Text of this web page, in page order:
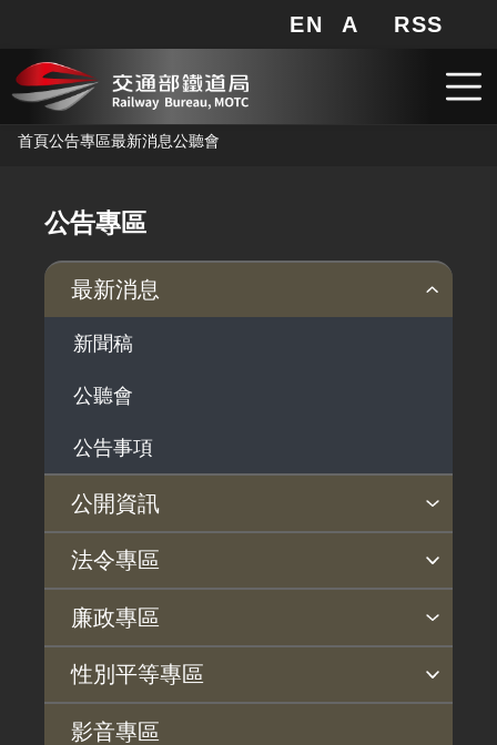
跳到主要內容
網站地圖
EN A 局長信箱
RSS
首頁公告專區最新消息公聽會
公告專區
最新消息
新聞稿
公聽會
公告事項
公開資訊
主動公開政府資訊專區
法律及法規命令
解釋性規定及裁量基準
政府機關資訊
行政指導有關文書
個人資料保護專區
Open Data專區
出版品專區
雙語詞彙專區
生態檢核專區
用地取得行政透明專區
用地公告
用地法規
徵收案件資訊
臺鐵局撥入資產債務基金專區
法令專區
法令查詢
解釋性規定及裁量基準
法令英譯徵集意見專區
訴願文件下載
相關實務判解
相關網站資源
廉政專區
揭弊者保護專區
廉政訊息
利益衝突迴避園地
公務員廉政倫理規範
公職人員財產申報園地
廉政檢舉管道
桃地計畫廉政平臺專網
桃地計畫
性別平等專區
性別平等工作小組
宣傳事項
性別平等推動計畫
性別平等統計分析
性別平等影響評估
性騷擾防治
相關網站
影音專區